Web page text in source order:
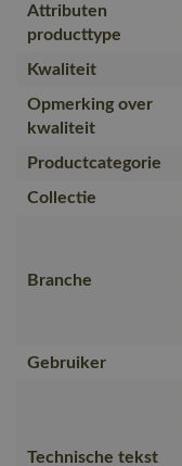
Attributen
producttype
Kwaliteit
Opmerking over
kwaliteit
Productcategorie
Collectie
Branche
Gebruiker
Technische tekst